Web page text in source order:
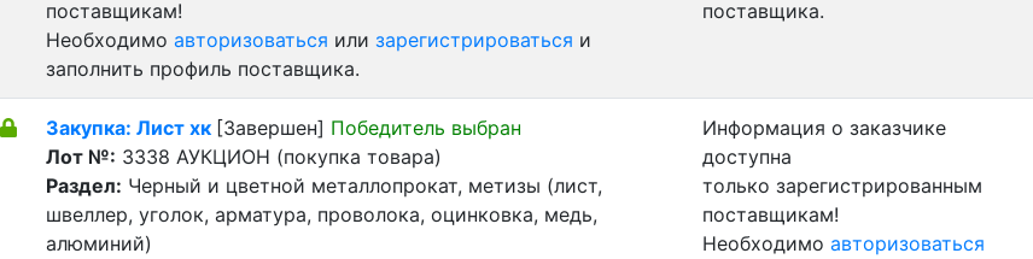
поставщикам!
Необходимо авторизоваться или зарегистрироваться и
заполнить профиль поставщика.
поставщика.
Закупка: Лист хк [Завершен] Победитель выбран
Лот №: 3338 АУКЦИОН (покупка товара)
Раздел: Черный и цветной металлопрокат, метизы (лист,
швеллер, уголок, арматура, проволока, оцинковка, медь,
алюминий)
Информация о заказчике
доступна
только зарегистрированным
поставщикам!
Необходимо авторизоваться